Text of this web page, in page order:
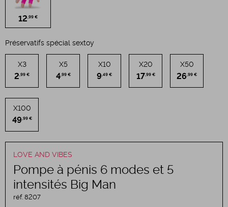
LOVE AND VIBES
Pompe à pénis 6 modes et 5
intensités Big Man
réf. 8207
12,99 €
Préservatifs spécial sextoy
X3
2 ,99 €
X5
4 ,99 €
X10
9 ,49 €
X20
17,99 €
X50
26 ,99 €
X100
49 ,99 €